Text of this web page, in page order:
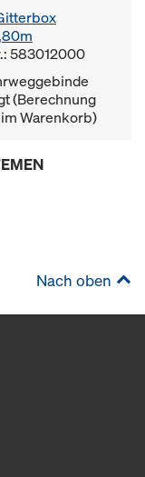
583012000
(Berechnung
Warenkorb)
Nach oben